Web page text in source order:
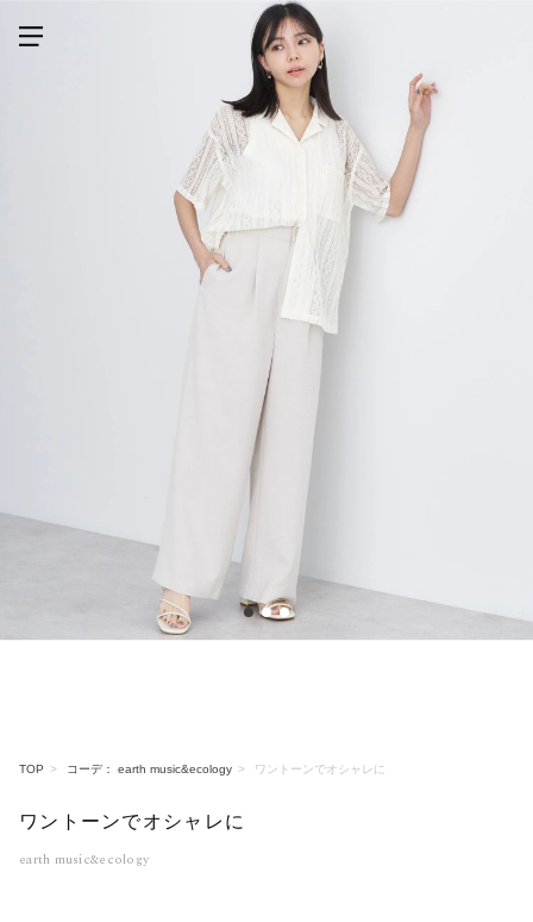
TOP コーデ： earth music&ecology ワントーンでオシャレに
ワントーンでオシャレに
earth music&ecology
1 2 3